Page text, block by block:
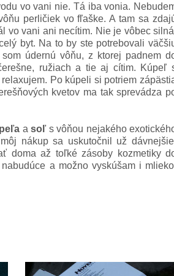
vo vani nie. Tá iba vonia.
perličiek vo fľaške. A tam sa
vo vani ani necítim. Nie je vôbec
byt. Na to by ste potrebovali
údernú vôňu, z ktorej padnem
ružiach a tie aj cítim. Kúpeľ
Po kúpeli si potriem
kvetov ma tak sprevádza
a soľs vôňou nejakého
nákup sa uskutočnil už
doma až toľké zásoby kozmetiky
a možno vyskúšam i